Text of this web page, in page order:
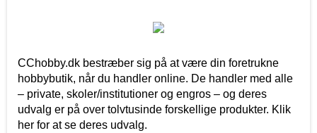
CChobby.dk bestræber sig på at være din foretrukne
hobbybutik, når du handler online. De handler med alle
– private, skoler/institutioner og engros – og deres
udvalg er på over tolvtusinde forskellige produkter. Klik
her for at se deres udvalg.